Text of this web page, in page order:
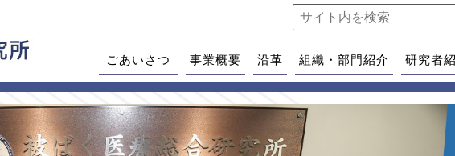
ごあいさつ 事業概要 沿革 組織・部門紹介 研究者